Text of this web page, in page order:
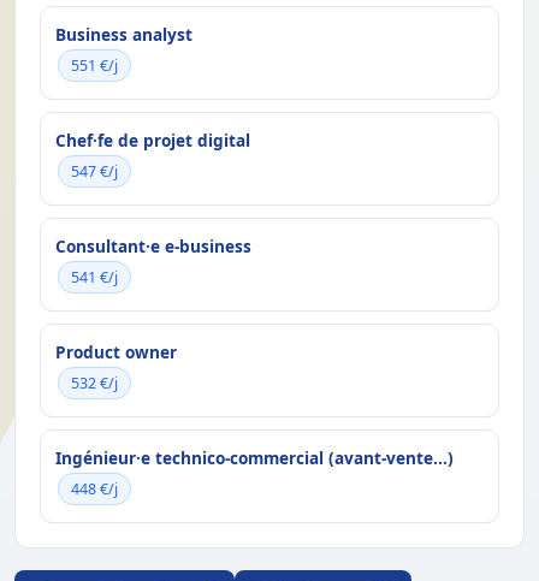
Business analyst
551 €/j
Chef·fe de projet digital
547 €/j
Consultant·e e-business
541 €/j
Product owner
532 €/j
Ingénieur·e technico-commercial (avant-vente...)
448 €/j